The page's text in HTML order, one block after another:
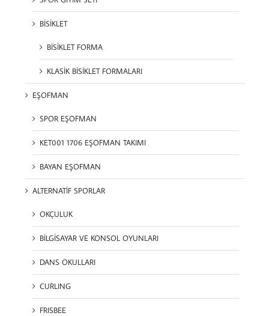
BİSİKLET
BİSİKLET FORMA
KLASİK BİSİKLET FORMALARI
EŞOFMAN
SPOR EŞOFMAN
KET001 1706 EŞOFMAN TAKIMI
BAYAN EŞOFMAN
ALTERNATİF SPORLAR
OKÇULUK
BİLGİSAYAR VE KONSOL OYUNLARI
DANS OKULLARI
CURLING
FRISBEE